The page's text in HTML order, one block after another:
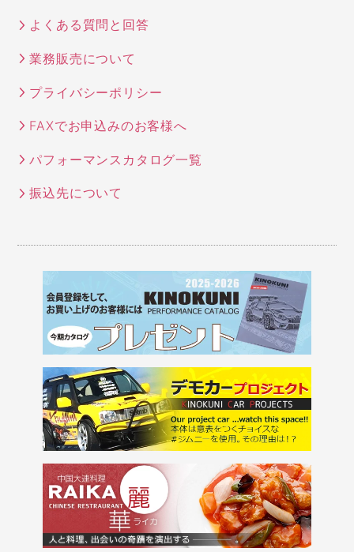
よくある質問と回答
業務販売について
プライバシーポリシー
FAXでお申込みのお客様へ
パフォーマンスカタログ一覧
振込先について